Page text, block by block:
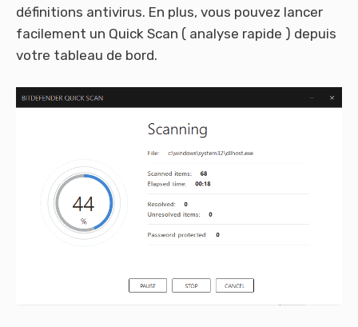
définitions antivirus. En plus, vous pouvez lancer
facilement un Quick Scan ( analyse rapide ) depuis
votre tableau de bord.